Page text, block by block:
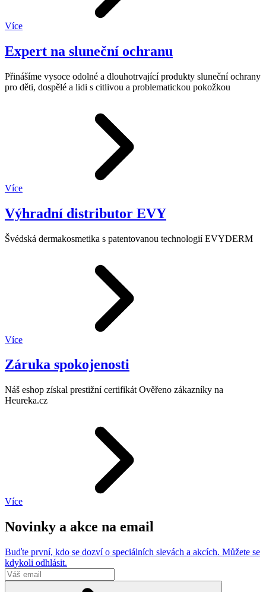
Více
Expert na sluneční ochranu
Přinášíme vysoce odolné a dlouhotrvající produkty sluneční ochrany
pro děti, dospělé a lidi s citlivou a problematickou pokožkou
Více
Výhradní distributor EVY
Švédská dermakosmetika s patentovanou technologií EVYDERM
Více
Záruka spokojenosti
Náš eshop získal prestižní certifikát Ověřeno zákazníky na
Heureka.cz
Více
Novinky a akce na email
Buďte první, kdo se dozví o speciálních slevách a akcích. Můžete se
kdykoli odhlásit.